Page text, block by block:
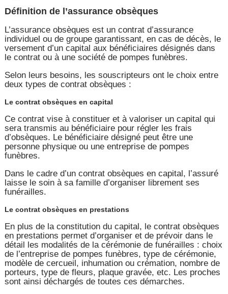
Définition de l’assurance obsèques
L’assurance obsèques est un contrat d’assurance
individuel ou de groupe garantissant, en cas de décès, le
versement d’un capital aux bénéficiaires désignés dans
le contrat ou à une société de pompes funèbres.
Selon leurs besoins, les souscripteurs ont le choix entre
deux types de contrat obsèques :
Le contrat obsèques en capital
Ce contrat vise à constituer et à valoriser un capital qui
sera transmis au bénéficiaire pour régler les frais
d’obsèques. Le bénéficiaire désigné peut être une
personne physique ou une entreprise de pompes
funèbres.
Dans le cadre d’un contrat obsèques en capital, l’assuré
laisse le soin à sa famille d’organiser librement ses
funérailles.
Le contrat obsèques en prestations
En plus de la constitution du capital, le contrat obsèques
en prestations permet d’organiser et de prévoir dans le
détail les modalités de la cérémonie de funérailles : choix
de l’entreprise de pompes funèbres, type de cérémonie,
modèle de cercueil, inhumation ou crémation, nombre de
porteurs, type de fleurs, plaque gravée, etc. Les proches
sont ainsi déchargés de toutes ces démarches.